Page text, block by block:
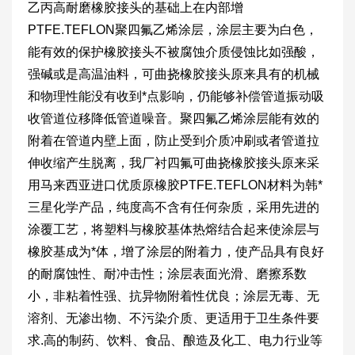
乙丙高耐磨橡胶接头的基础上在内部增
PTFE.TEFLON聚四氟乙烯涂层，涂层主要为白色，
能有效的保护橡胶接头不被腐蚀介质侵蚀比如强酸，
强碱或是高温油料，可曲挠橡胶接头原来具有的机械
和物理性能没有收到*点影响，仍能够补偿管道振动吸
收管道位移降低管道噪音。聚四氟乙烯涂层能有效的
附着在管道内壁上面，防止受到介质冲刷或者管道拉
伸收缩产生脱离，我厂衬四氟可曲挠橡胶接头原来采
用马来西亚进口优质原橡胶PTFE.TEFLON材料为韩*
三星化学产品，纯度高不含有任何杂质，采用先进的
涂覆工艺，将塑料与橡胶基体热熔结合起来使涂层与
橡胶基成为*体，增了涂层的附着力，使产品具有良好
的耐腐蚀性、耐冲击性；涂层表面光滑、磨擦系数
小，非粘着性强、抗异物附着性优良；涂层无毒、无
溶剂、无渗出物、不污染介质、更适用于卫生条件要
求.高的制药、饮料、食品、酿造及化工、电力行业等